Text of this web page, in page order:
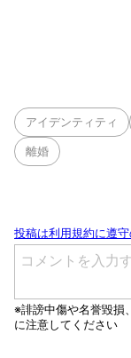
アイデンティティ
離婚